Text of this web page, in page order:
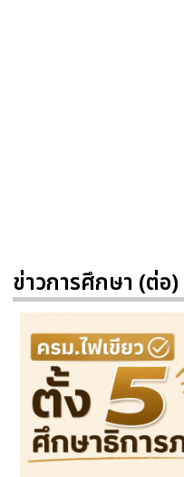
ข่าวการศึกษา (ต่อ)